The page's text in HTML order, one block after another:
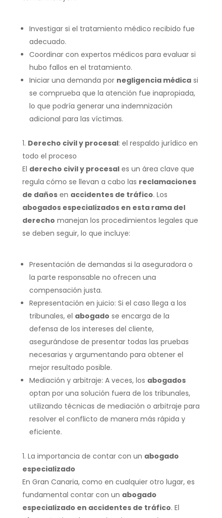
Investigar si el tratamiento médico recibido fue
adecuado.
Coordinar con expertos médicos para evaluar si
hubo fallos en el tratamiento.
Iniciar una demanda por negligencia médicasi
se comprueba que la atención fue inapropiada,
lo que podría generar una indemnización
adicional para las víctimas.
Derecho civil y procesal: el respaldo jurídico en
todo el proceso
El derecho civil y procesales un área clave que
regula cómo se llevan a cabo las reclamaciones
de dañosen accidentes de tráfico. Los
abogados especializados en esta rama del
derecho manejan los procedimientos legales que
se deben seguir, lo que incluye:
Presentación de demandas si la aseguradora o
la parte responsable no ofrecen una
compensación justa.
Representación en juicio: Si el caso llega a los
tribunales, el abogado se encarga de la
defensa de los intereses del cliente,
asegurándose de presentar todas las pruebas
necesarias y argumentando para obtener el
mejor resultado posible.
Mediación y arbitraje: A veces, los abogados
optan por una solución fuera de los tribunales,
utilizando técnicas de mediación o arbitraje para
resolver el conflicto de manera más rápida y
eficiente.
La importancia de contar con un abogado
especializado
En Gran Canaria, como en cualquier otro lugar, es
fundamental contar con un abogado
especializado en accidentes de tráfico. El